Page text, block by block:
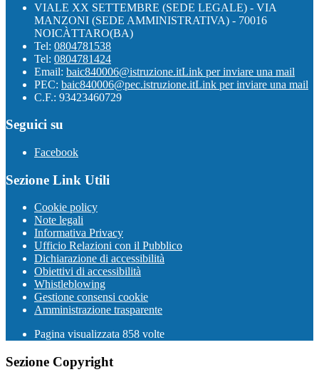
VIALE XX SETTEMBRE (SEDE LEGALE) - VIA
MANZONI (SEDE AMMINISTRATIVA) - 70016
NOICÀTTARO(BA)
Tel: 0804781538
Tel: 0804781424
Email: baic840006@istruzione.itLink per inviare una mail
PEC: baic840006@pec.istruzione.itLink per inviare una mail
C.F.: 93423460729
Seguici su
Facebook
Sezione Link Utili
Cookie policy
Note legali
Informativa Privacy
Ufficio Relazioni con il Pubblico
Dichiarazione di accessibilità
Obiettivi di accessibilità
Whistleblowing
Gestione consensi cookie
Amministrazione trasparente
Pagina visualizzata 858 volte
Sezione Copyright